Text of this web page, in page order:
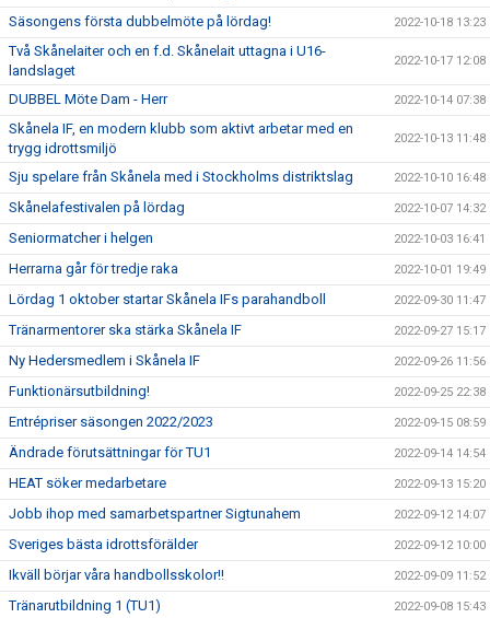
Säsongens första dubbelmöte på lördag! 2022-10-18 13:23
Två Skånelaiter och en f.d. Skånelait uttagna i U16-
landslaget
2022-10-17 12:08
DUBBEL Möte Dam - Herr 2022-10-14 07:38
Skånela IF, en modern klubb som aktivt arbetar med en
trygg idrottsmiljö
2022-10-13 11:48
Sju spelare från Skånela med i Stockholms distriktslag 2022-10-10 16:48
Skånelafestivalen på lördag 2022-10-07 14:32
Seniormatcher i helgen 2022-10-03 16:41
Herrarna går för tredje raka 2022-10-01 19:49
Lördag 1 oktober startar Skånela IFs parahandboll 2022-09-30 11:47
Tränarmentorer ska stärka Skånela IF 2022-09-27 15:17
Ny Hedersmedlem i Skånela IF 2022-09-26 11:56
Funktionärsutbildning! 2022-09-25 22:38
Entrépriser säsongen 2022/2023 2022-09-15 08:59
Ändrade förutsättningar för TU1 2022-09-14 14:54
HEAT söker medarbetare 2022-09-13 15:20
Jobb ihop med samarbetspartner Sigtunahem 2022-09-12 14:07
Sveriges bästa idrottsförälder 2022-09-12 10:00
Ikväll börjar våra handbollsskolor!! 2022-09-09 11:52
Tränarutbildning 1 (TU1) 2022-09-08 15:43